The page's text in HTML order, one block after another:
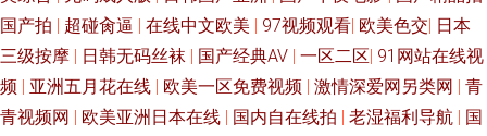
国产拍 | 超碰肏逼 | 在线中文欧美 | 97视频观看| 欧美色交| 日本
三级按摩 | 日韩无码丝袜 | 国产经典AV | 一区二区| 91网站在线视
频 | 亚洲五月花在线 | 欧美一区免费视频 | 激情深爱网另类网 | 青
青视频网 | 欧美亚洲日本在线 | 国内自在线拍 | 老湿福利导航 | 国